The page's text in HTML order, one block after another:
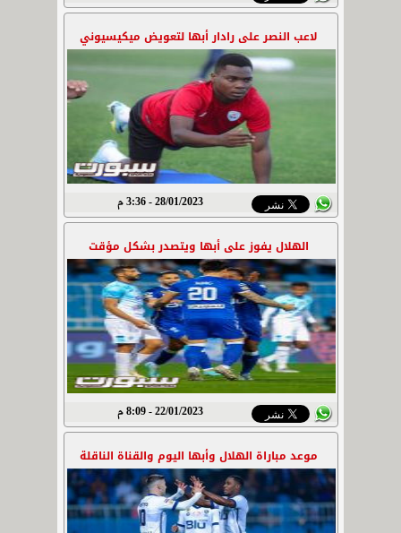
لاعب النصر على رادار أبها لتعويض ميكيسيوني
28/01/2023 - 3:36 م
الهلال يفوز على أبها ويتصدر بشكل مؤقت
22/01/2023 - 8:09 م
موعد مباراة الهلال وأبها اليوم والقناة الناقلة